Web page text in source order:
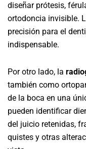
diseñar prótesis,
ortodoncia invisible.
precisión para el
indispensable.
Por otro lado, la
también como
de la boca en una
pueden identificar
del juicio retenidas,
quistes y otras